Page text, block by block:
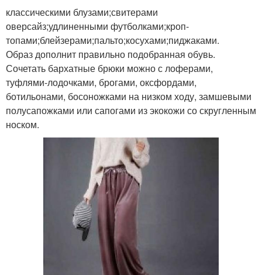
классическими блузами;свитерами
оверсайз;удлиненными футболками;кроп-
топами;блейзерами;пальто;косухами;пиджаками.
Образ дополнит правильно подобранная обувь.
Сочетать бархатные брюки можно с лоферами,
туфлями-лодочками, брогами, оксфордами,
ботильонами, босоножками на низком ходу, замшевыми
полусапожками или сапогами из экокожи со скругленным
носком.